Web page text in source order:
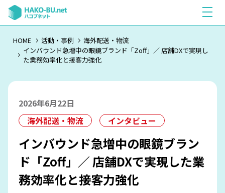
HOME 活動・事例
海外配送・物流
インバウンド急増中の眼鏡ブランド「Zoff」／ 店舗DXで実現し
た業務効率化と接客力強化
2026年6月22日
海外配送・物流
インタビュー
インバウンド急増中の眼鏡ブラン
ド「Zoff」／ 店舗DXで実現した業
務効率化と接客力強化